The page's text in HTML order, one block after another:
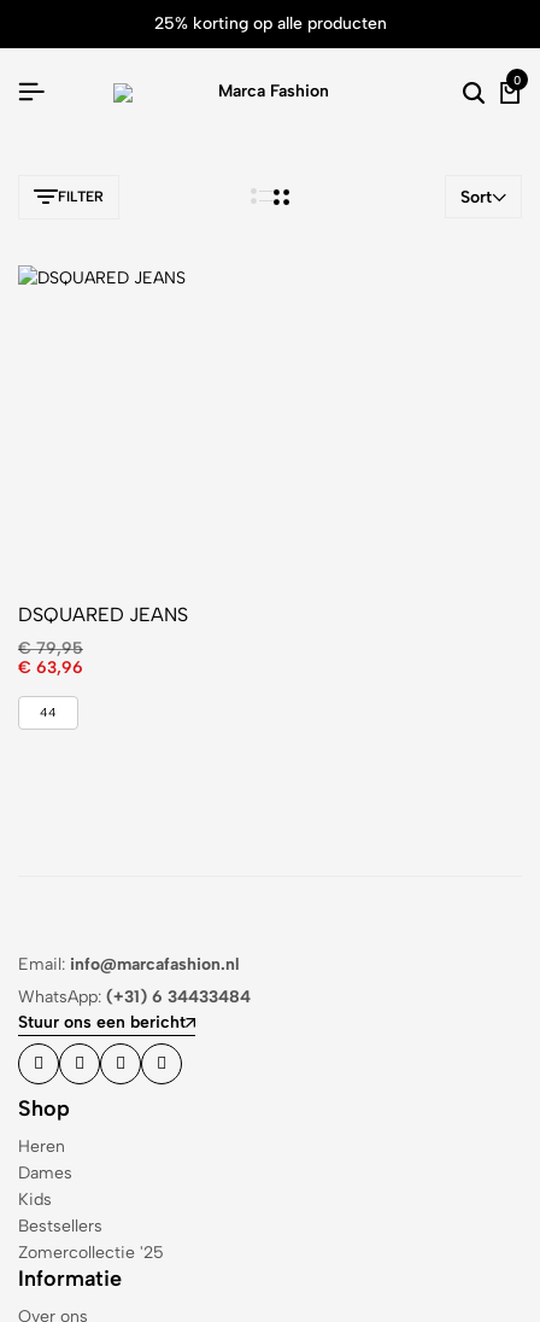
25% korting op alle producten
0
FILTER Sort
DSQUARED JEANS
€79,95
€ 63,96
44
Email: info@marcafashion.nl
WhatsApp: (+31) 6 34433484
Stuur ons een bericht
Shop
Heren
Dames
Kids
Bestsellers
Zomercollectie '25
Informatie
Over ons